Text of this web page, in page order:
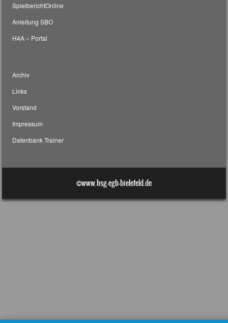
SpielberichtOnline
Anleitung SBO
H4A – Portal
Archiv
Links
Vorstand
Impressum
Datenbank Trainer
©www.hsg-egb-bielefeld.de